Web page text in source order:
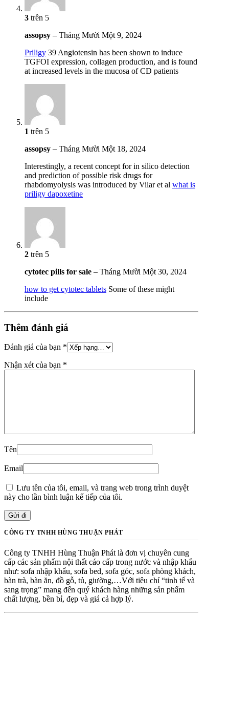
3 trên 5
assopsy – Tháng Mười Một 9, 2024
Priligy 39 Angiotensin has been shown to induce
TGFОІ expression, collagen production, and is found
at increased levels in the mucosa of CD patients
1 trên 5
assopsy – Tháng Mười Một 18, 2024
Interestingly, a recent concept for in silico detection
and prediction of possible risk drugs for
rhabdomyolysis was introduced by Vilar et al what is
priligy dapoxetine
2 trên 5
cytotec pills for sale – Tháng Mười Một 30, 2024
how to get cytotec tablets Some of these might
include
Thêm đánh giá
Đánh giá của bạn *
Nhận xét của bạn *
Tên
Email
Lưu tên của tôi, email, và trang web trong trình duyệt
này cho lần bình luận kế tiếp của tôi.
CÔNG TY TNHH HÙNG THUẬN PHÁT
Công ty TNHH Hùng Thuận Phát là đơn vị chuyên cung
cấp các sản phẩm nội thất cáo cấp trong nước và nhập khẩu
như: sofa nhập khẩu, sofa bed, sofa góc, sofa phòng khách,
bàn trà, bàn ăn, đồ gỗ, tủ, giường,…Với tiêu chí “tinh tế và
sang trọng” mang đến quý khách hàng những sản phẩm
chất lượng, bền bỉ, đẹp và giá cả hợp lý.